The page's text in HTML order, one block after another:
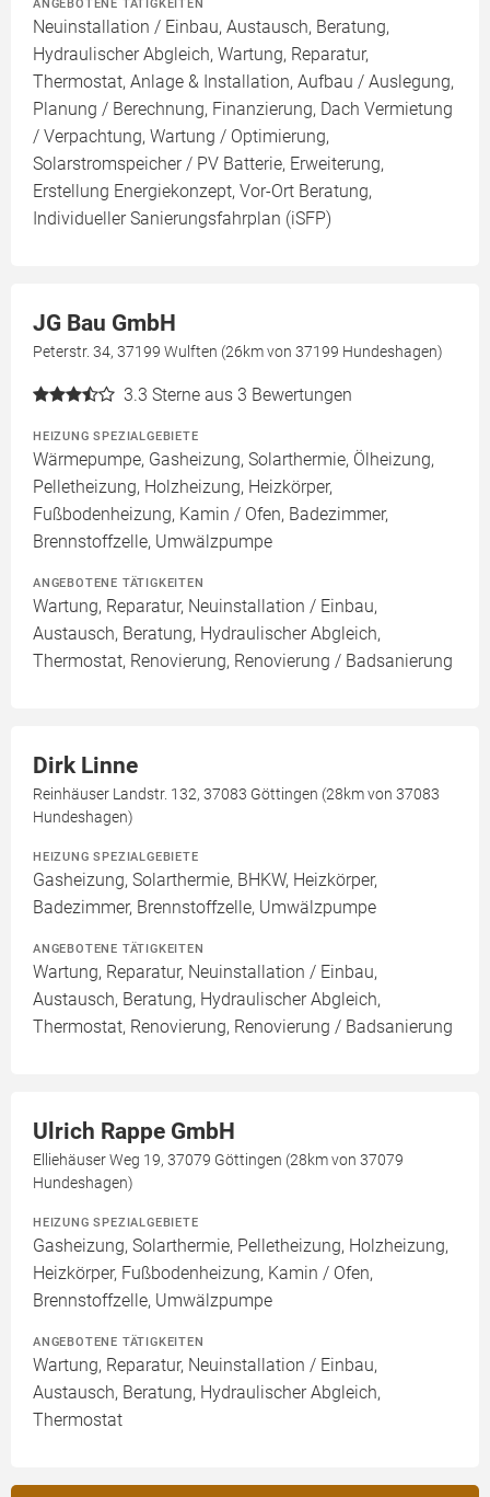
ANGEBOTENE TÄTIGKEITEN
Neuinstallation / Einbau, Austausch, Beratung,
Hydraulischer Abgleich, Wartung, Reparatur,
Thermostat, Anlage & Installation, Aufbau / Auslegung,
Planung / Berechnung, Finanzierung, Dach Vermietung
/ Verpachtung, Wartung / Optimierung,
Solarstromspeicher / PV Batterie, Erweiterung,
Erstellung Energiekonzept, Vor-Ort Beratung,
Individueller Sanierungsfahrplan (iSFP)
JG Bau GmbH
Peterstr. 34, 37199 Wulften (26km von 37199 Hundeshagen)
3.3 Sterne aus 3 Bewertungen
HEIZUNG SPEZIALGEBIETE
Wärmepumpe, Gasheizung, Solarthermie, Ölheizung,
Pelletheizung, Holzheizung, Heizkörper,
Fußbodenheizung, Kamin / Ofen, Badezimmer,
Brennstoffzelle, Umwälzpumpe
ANGEBOTENE TÄTIGKEITEN
Wartung, Reparatur, Neuinstallation / Einbau,
Austausch, Beratung, Hydraulischer Abgleich,
Thermostat, Renovierung, Renovierung / Badsanierung
Dirk Linne
Reinhäuser Landstr. 132, 37083 Göttingen (28km von 37083
Hundeshagen)
HEIZUNG SPEZIALGEBIETE
Gasheizung, Solarthermie, BHKW, Heizkörper,
Badezimmer, Brennstoffzelle, Umwälzpumpe
ANGEBOTENE TÄTIGKEITEN
Wartung, Reparatur, Neuinstallation / Einbau,
Austausch, Beratung, Hydraulischer Abgleich,
Thermostat, Renovierung, Renovierung / Badsanierung
Ulrich Rappe GmbH
Elliehäuser Weg 19, 37079 Göttingen (28km von 37079
Hundeshagen)
HEIZUNG SPEZIALGEBIETE
Gasheizung, Solarthermie, Pelletheizung, Holzheizung,
Heizkörper, Fußbodenheizung, Kamin / Ofen,
Brennstoffzelle, Umwälzpumpe
ANGEBOTENE TÄTIGKEITEN
Wartung, Reparatur, Neuinstallation / Einbau,
Austausch, Beratung, Hydraulischer Abgleich,
Thermostat